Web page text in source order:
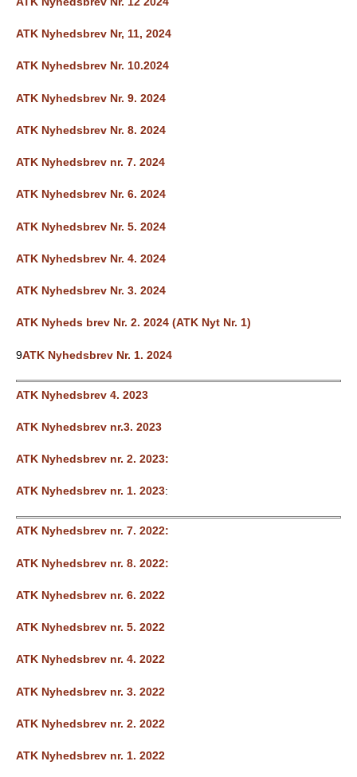
ATK Nyhedsbrev Nr, 11, 2024
ATK Nyhedsbrev Nr. 10.2024
ATK Nyhedsbrev Nr. 9. 2024
ATK Nyhedsbrev Nr. 8. 2024
ATK Nyhedsbrev nr. 7. 2024
ATK Nyhedsbrev Nr. 6. 2024
ATK Nyhedsbrev Nr. 5. 2024
ATK Nyhedsbrev Nr. 4. 2024
ATK Nyhedsbrev Nr. 3. 2024
ATK Nyheds brev Nr. 2. 2024 (ATK Nyt Nr. 1)
9ATK Nyhedsbrev Nr. 1. 2024
ATK Nyhedsbrev 4. 2023
ATK Nyhedsbrev nr.3. 2023
ATK Nyhedsbrev nr. 2. 2023:
ATK Nyhedsbrev nr. 1. 2023:
ATK Nyhedsbrev nr. 7. 2022:
ATK Nyhedsbrev nr. 8. 2022:
ATK Nyhedsbrev nr. 6. 2022
ATK Nyhedsbrev nr. 5. 2022
ATK Nyhedsbrev nr. 4. 2022
ATK Nyhedsbrev nr. 3. 2022
ATK Nyhedsbrev nr. 2. 2022
ATK Nyhedsbrev nr. 1. 2022